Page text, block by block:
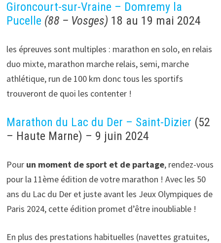
Gironcourt-sur-Vraine – Domremy la
Pucelle (88 – Vosges) 18 au 19 mai 2024
les épreuves sont multiples : marathon en solo, en relais
duo mixte, marathon marche relais, semi, marche
athlétique, run de 100 km donc tous les sportifs
trouveront de quoi les contenter !
Marathon du Lac du Der – Saint-Dizier (52
– Haute Marne) – 9 juin 2024
Pour un moment de sport et de partage, rendez-vous
pour la 11ème édition de votre marathon ! Avec les 50
ans du Lac du Der et juste avant les Jeux Olympiques de
Paris 2024, cette édition promet d’être inoubliable !
En plus des prestations habituelles (navettes gratuites,